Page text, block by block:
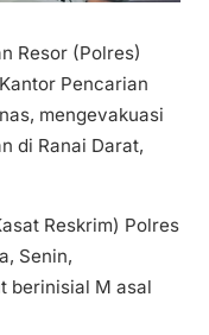
Resor (Polres)
Pencarian
mengevakuasi
di Ranai Darat,
Reskrim) Polres
Senin,
berinisial M asal